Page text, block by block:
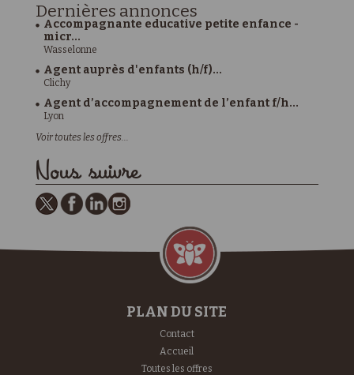
Dernières annonces
Accompagnante educative petite enfance -
micr...
Wasselonne
Agent auprès d'enfants (h/f)...
Clichy
Agent d’accompagnement de l’enfant f/h...
Lyon
Voir toutes les offres...
Nous suivre
PLAN DU SITE
Contact
Accueil
Toutes les offres